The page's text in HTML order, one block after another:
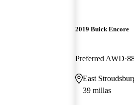
2019 Buick Encore
Preferred AWD
East
39 millas